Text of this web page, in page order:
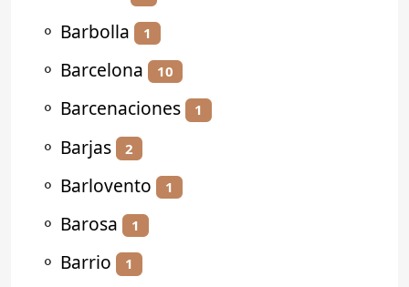
⚬ Barbolla 1
⚬ Barcelona 10
⚬ Barcenaciones 1
⚬ Barjas 2
⚬ Barlovento 1
⚬ Barosa 1
⚬ Barrio 1